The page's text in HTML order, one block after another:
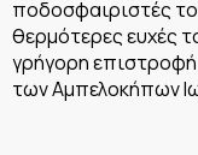
ποδοσφαιριστές
θερμότερες ευχές
γρήγορη
των Αμπελοκήπων